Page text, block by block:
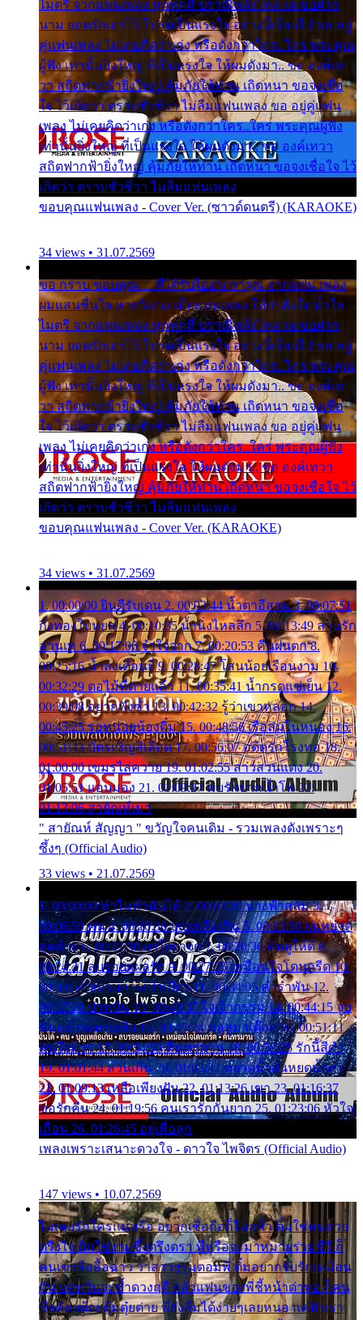
ไมตรี จากแฟนเพลง ทุกทุกที่ ปราณีหลั่งไหล ผมขอฝาก
นาม ยอดรักเอาไว้ โปรดเป็นแรงใจ อย่างนี้เรื่อยไป ขอ อยู่
คู่แฟนเพลง ไม่เคยคิดว่าเก่ง หรือดังกว่าใคร..ใคร พระคุณ
ผู้ฟัง เท่านั้นยิ่งใหญ่ ที่เป็นแรงใจ ให้ผมดังมา.. ขอ องค์เท
วา สถิตฟากฟ้ายิ่งใหญ่ คุ้มภัยให้ท่าน เถิดหนา ขอจงเชื่อ
ใจ ไว้เถิดว่า ตราบชั่วชีวา ไม่ลืมแฟนเพลง ขอ อยู่คู่แฟน
เพลง ไม่เคยคิดว่าเก่ง หรือดังกว่าใคร..ใคร พระคุณผู้ฟัง
เท่านั้นยิ่งใหญ่ ที่เป็นแรงใจ ให้ผมดังมา.. ขอ องค์เทวา
สถิตฟากฟ้ายิ่งใหญ่ คุ้มภัยให้ท่าน เถิดหนา ขอจงเชื่อใจ ไว้
เถิดว่า ตราบชั่วชีวา ไม่ลืมแฟนเพลง
ขอบคุณแฟนเพลง - Cover Ver. (ซาวด์ดนตรี) (KARAOKE)
34 views • 31.07.2569
ขอ กราบ ขอบคุณ.... ที่ได้รับไออุ่น การุณ จากแฟน เพลง
ผมแสนชื่นใจ หายวังเวง เมื่อแฟนเพลง ให้กำลังใจ น้ำใจ
ไมตรี จากแฟนเพลง ทุกทุกที่ ปราณีหลั่งไหล ผมขอฝาก
นาม ยอดรักเอาไว้ โปรดเป็นแรงใจ อย่างนี้เรื่อยไป ขอ อยู่
คู่แฟนเพลง ไม่เคยคิดว่าเก่ง หรือดังกว่าใคร..ใคร พระคุณ
ผู้ฟัง เท่านั้นยิ่งใหญ่ ที่เป็นแรงใจ ให้ผมดังมา.. ขอ องค์เท
วา สถิตฟากฟ้ายิ่งใหญ่ คุ้มภัยให้ท่าน เถิดหนา ขอจงเชื่อ
ใจ ไว้เถิดว่า ตราบชั่วชีวา ไม่ลืมแฟนเพลง ขอ อยู่คู่แฟน
เพลง ไม่เคยคิดว่าเก่ง หรือดังกว่าใคร..ใคร พระคุณผู้ฟัง
เท่านั้นยิ่งใหญ่ ที่เป็นแรงใจ ให้ผมดังมา.. ขอ องค์เทวา
สถิตฟากฟ้ายิ่งใหญ่ คุ้มภัยให้ท่าน เถิดหนา ขอจงเชื่อใจ ไว้
เถิดว่า ตราบชั่วชีวา ไม่ลืมแฟนเพลง
ขอบคุณแฟนเพลง - Cover Ver. (KARAOKE)
34 views • 31.07.2569
1. 00:00:00 ยินดีรับเดน 2. 00:03:44 น้ำตาอีสาน 3. 00:07:51
กิ่งทองใบหยก 4. 00:10:35 น้ำนิ่งไหลลึก 5. 00:13:49 ลานรัก
ลานเท 6. 00:17:06 จำใจจาก 7. 00:20:53 คืนฝนตก 8.
00:25:16 น้ำลงเดือนยี่ 9. 00:28:47 โสนน้อยเรือนงาม 10.
00:32:29 ตอไม้ที่ตายแล้ว 11. 00:35:41 น้ำกรดแช่เย็น 12.
00:39:08 อยากฟังซ้ำ 13. 00:42:32 รู้ว่าเขาหลอก 14.
00:45:25 รอหน่อยน้องติ๋ม 15. 00:48:56 เรือล่มในหนอง 16.
00:51:43 บัตรเชิญสีเลือด 17. 00:56:07 อดีตรักโรงทอ 18.
01:00:00 เขมรไล่ควาย 19. 01:02:55 สาวสวนแตง 20.
01:05:51 แอบมอง 21. 01:09:27 พบรักปากน้ำโพ 22.
01:13:06 สายัณห์เมา
" สายัณห์ สัญญา " ขวัญใจคนเดิม - รวมเพลงดังเพราะๆ
ซึ้งๆ (Official Audio)
33 views • 21.07.2569
1. 00:00:00 ทำไมทำฉันได้ 2. 00:03:20 นางฟ้าสลัม 3.
00:06:50 คน 4. 00:10:36 บุญเหลือเกิน 5. 00:13:58 ฝนหยาด
สุดท้าย 6. 00:17:30 ยาใจยาจก 7. 00:20:30 คิดดูให้ดี 8.
00:24:21 ลบรอยแผลรัก 9. 00:27:35 เหมือนใจโดนกรีด 10.
00:30:54 ขบวนการเปาเปียว 11. 00:34:05 คำรำพัน 12.
00:37:20 ปาหนัน 13. 00:40:37 ใจเจ้ากรรม 14. 00:44:15 จูบ
ฉันแล้วจงตายเสีย 15. 00:47:24 ขอสูมาเต๊อะ 16. 00:51:11
คนใจมาร 17. 00:54:50 คืนทรมาน 18. 00:58:25 รักนี้สีดำ
19. 01:01:44 ส่วนเกิน 20. 01:05:42 หยาดน้ำฝนหยดน้ำตา
21. 01:09:13 เหลือเพียงฝัน 22. 01:13:26 เขา 23. 01:16:37
ขอรักคืน 24. 01:19:56 คนเรารักกันยาก 25. 01:23:06 หัวใจ
เถื่อน 26. 01:26:45 อยู่เพื่อลูก
เพลงเพราะเสนาะดวงใจ - ดาวใจ ไพจิตร (Official Audio)
147 views • 10.07.2569
ไม่เคยรักใครแน่หรือ อยากเชื่อถือก็ไม่กล้า ติ๋มใช่คนสวย
ตรึงใจ ติ๋มใช่งามซึ้งตรึงตรา พี่หรือจะมาหมายร่วมชีวี ก็
คนเขาลืออื้อฉาว ว่าสาวๆรุมตอมพี่ ติ๋มอยากรับรักเหมือน
กัน แต่หวั่นจะช้ำดวงฤดี กลัวแฟนของพี่ชี้หน้าด่าทอ ก็คน
ชื่อต๋อยต้อยตุ้มตุ๋ยต่าย พี่ยังลืมได้ง่ายๆเลยหนอ แค่ตัวเรา